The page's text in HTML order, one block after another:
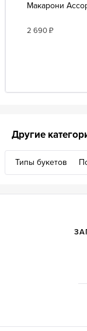
Макарони
2 690₽
Другие
Типы букетов